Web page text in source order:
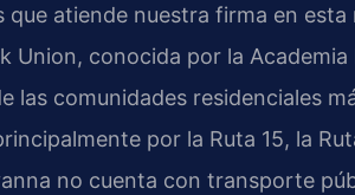
que atiende nuestra firma en
Union, conocida por la
las comunidades residenciales
por la Ruta 15, la
no cuenta con transporte